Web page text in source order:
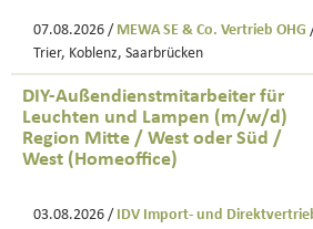
07.08.2026 / MEWA SE & Co. Vertrieb OHG
Trier, Koblenz, Saarbrücken
DIY-Außendienstmitarbeiter für
Leuchten und Lampen (m/w/d)
Region Mitte / West oder Süd /
West (Homeoffice)
03.08.2026 / IDV Import- und